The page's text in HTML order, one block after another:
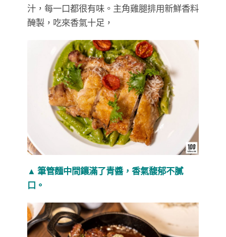
汁，每一口都很有味。主角雞腿排用新鮮香料
醃製，吃來香氣十足，
▲ 筆管麵中間鑲滿了青醬，香氣馥郁不膩
口。